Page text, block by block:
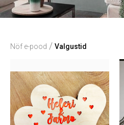
Nöf e-pood / Valgustid